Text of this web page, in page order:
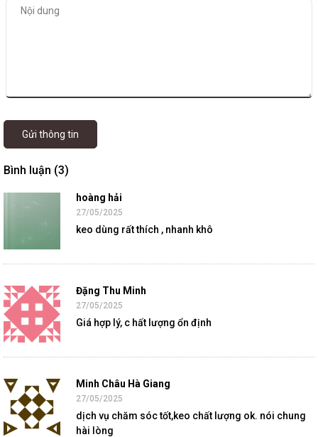
Gửi thông tin
Bình luận (3)
hoàng hải
27/05/2025
keo dùng rất thích , nhanh khô
Đặng Thu Minh
27/05/2025
Giá hợp lý, c hất lượng ổn định
Minh Châu Hà Giang
27/05/2025
dịch vụ chăm sóc tốt,keo chất lượng ok. nói chung
hài lòng